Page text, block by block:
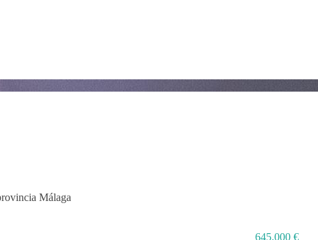
Málaga
645.000 €